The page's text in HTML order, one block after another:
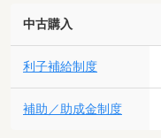
中古購入
利子補給制度
補助／助成金制度